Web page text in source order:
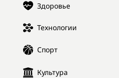
Здоровье
Технологии
Спорт
Культура